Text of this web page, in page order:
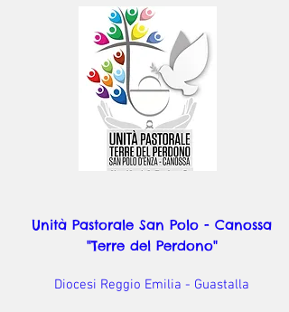
Unità Pastorale San Polo - Canossa
"Terre del Perdono"
Diocesi Reggio Emilia - Guastalla